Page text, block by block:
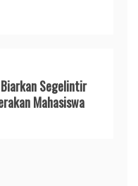
Segelintir
Mahasiswa